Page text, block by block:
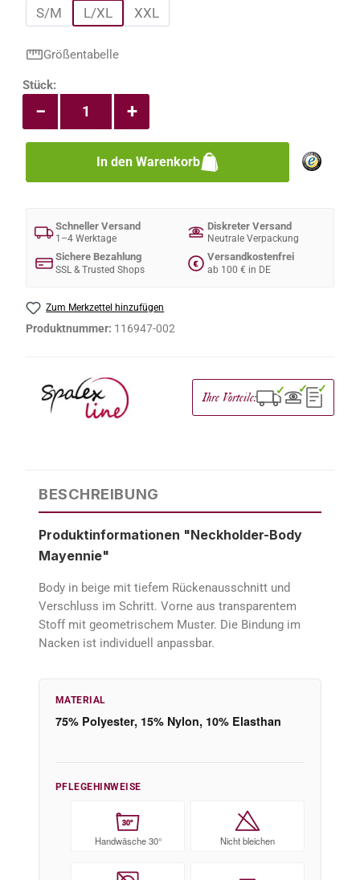
S/M L/XL XXL
Größentabelle
Produkt Anzahl: Gib den gewünschten
Stück:
+
−
In den Warenkorb
Schneller Versand
1–4 Werktage
Diskreter Versand
Neutrale Verpackung
Sichere Bezahlung
SSL & Trusted Shops
€
Versandkostenfrei
ab 100 € in DE
Zum Merkzettel hinzufügen
Produktnummer: 116947-002
Ihre Vorteile: ✓ ✓ ✓
BESCHREIBUNG
Produktinformationen "Neckholder-Body
Mayennie"
Body in beige mit tiefem Rückenausschnitt und
Verschluss im Schritt. Vorne aus transparentem
Stoff mit geometrischem Muster. Die Bindung im
Nacken ist individuell anpassbar.
MATERIAL
75% Polyester, 15% Nylon, 10% Elasthan
PFLEGEHINWEISE
30°
Handwäsche 30° Nicht bleichen